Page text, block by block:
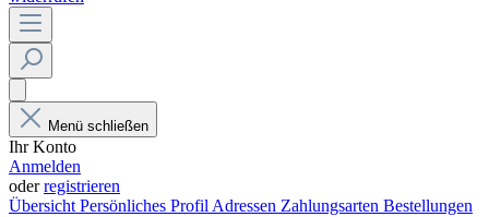
Menü schließen
Ihr Konto
Anmelden
oderregistrieren
Übersicht Persönliches Profil Adressen Zahlungsarten Bestellungen